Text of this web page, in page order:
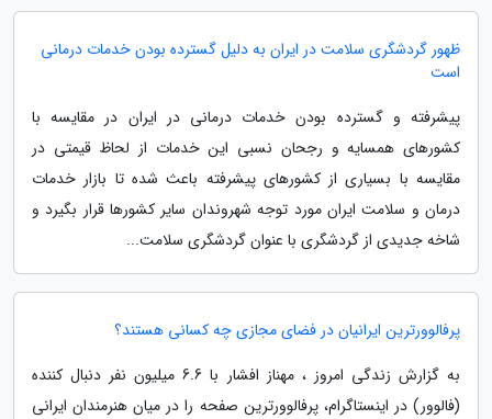
ظهور گردشگری سلامت در ایران به دلیل گسترده بودن خدمات درمانی
است
پیشرفته و گسترده بودن خدمات درمانی در ایران در مقایسه با
کشورهای همسایه و رجحان نسبی این خدمات از لحاظ قیمتی در
مقایسه با بسیاری از کشورهای پیشرفته باعث شده تا بازار خدمات
درمان و سلامت ایران مورد توجه شهروندان سایر کشورها قرار بگیرد و
شاخه جدیدی از گردشگری با عنوان گردشگری سلامت...
پرفالوورترین ایرانیان در فضای مجازی چه کسانی هستند؟
به گزارش زندگی امروز ، مهناز افشار با 6.6 میلیون نفر دنبال کننده
(فالوور) در اینستاگرام، پرفالوورترین صفحه را در میان هنرمندان ایرانی